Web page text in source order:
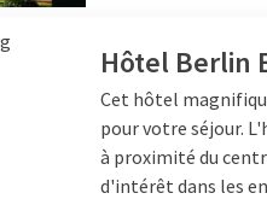
Hôtel Berlin
Cet hôtel
pour votre séjour.
à proximité du
d'intérêt dans les